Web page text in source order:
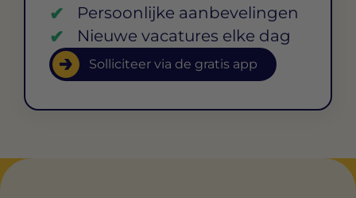
Persoonlijke aanbevelingen
Nieuwe vacatures elke dag
Solliciteer via de gratis app